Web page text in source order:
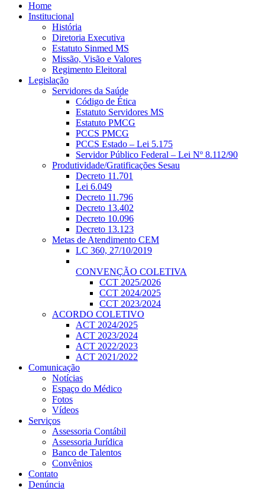
Home
Institucional
História
Diretoria Executiva
Estatuto Sinmed MS
Missão, Visão e Valores
Regimento Eleitoral
Legislação
Servidores da Saúde
Código de Ética
Estatuto Servidores MS
Estatuto PMCG
PCCS PMCG
PCCS Estado – Lei 5.175
Servidor Público Federal – Lei Nº 8.112/90
Produtividade/Gratificações Sesau
Decreto 11.701
Lei 6.049
Decreto 11.796
Decreto 13.402
Decreto 10.096
Decreto 13.123
Metas de Atendimento CEM
LC 360, 27/10/2019
CONVENÇÃO COLETIVA
CCT 2025/2026
CCT 2024/2025
CCT 2023/2024
ACORDO COLETIVO
ACT 2024/2025
ACT 2023/2024
ACT 2022/2023
ACT 2021/2022
Comunicação
Notícias
Espaço do Médico
Fotos
Vídeos
Serviços
Assessoria Contábil
Assessoria Jurídica
Banco de Talentos
Convênios
Contato
Denúncia